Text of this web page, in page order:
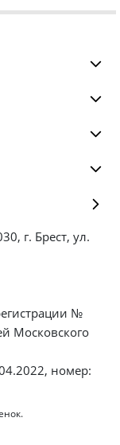
г. Брест, ул.
№
Московского
номер: